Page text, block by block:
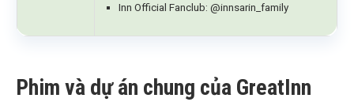
Inn Official Fanclub: @innsarin_family
Phim và dự án chung của GreatInn